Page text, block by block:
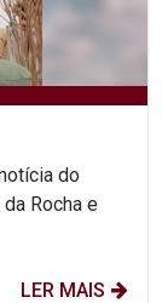
do
Rocha e
LER MAIS